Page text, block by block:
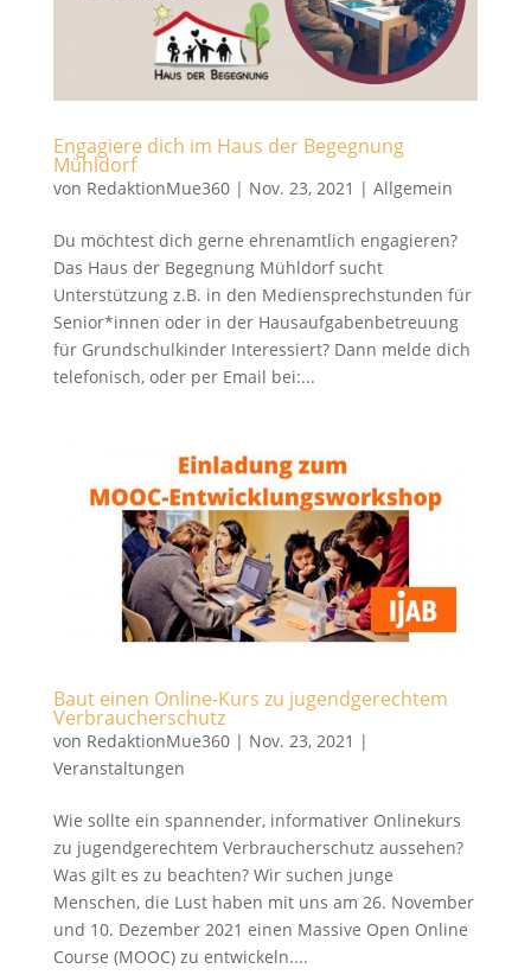
Engagiere dich im Haus der Begegnung
Mühldorf
von RedaktionMue360| Nov. 23, 2021 | Allgemein
Du möchtest dich gerne ehrenamtlich engagieren?
Das Haus der Begegnung Mühldorf sucht
Unterstützung z.B. in den Mediensprechstunden für
Senior*innen oder in der Hausaufgabenbetreuung
für Grundschulkinder Interessiert? Dann melde dich
telefonisch, oder per Email bei:...
Baut einen Online-Kurs zu jugendgerechtem
Verbraucherschutz
von RedaktionMue360| Nov. 23, 2021 |
Veranstaltungen
Wie sollte ein spannender, informativer Onlinekurs
zu jugendgerechtem Verbraucherschutz aussehen?
Was gilt es zu beachten? Wir suchen junge
Menschen, die Lust haben mit uns am 26. November
und 10. Dezember 2021 einen Massive Open Online
Course (MOOC) zu entwickeln....